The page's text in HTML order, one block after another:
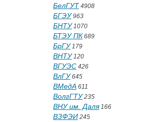
БелГУТ 4908
БГЭУ963
БНТУ1070
БТЭУ ПК 689
БрГУ179
ВНТУ120
ВГУЭС 426
ВлГУ645
ВМедА 611
ВолгГТУ235
ВНУ им. Даля166
ВЗФЭИ 245